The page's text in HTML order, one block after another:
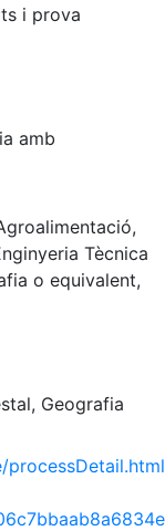
i prova
amb
Tècnica
o equivalent,
Geografia